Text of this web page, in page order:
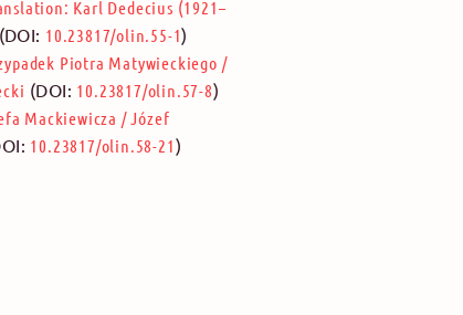
Karl Dedecius (1921–
(DOI: 10.23817/olin.55-1)
Piotra Matywieckiego /
(DOI: 10.23817/olin.57-8)
Mackiewicza /Józef
10.23817/olin.58-21)